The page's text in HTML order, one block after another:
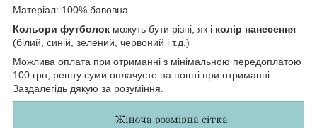
Матеріал: 100% бавовна
Кольори футболок можуть бути різні, як і колір нанесення
(білий, синій, зелений, червоний і т.д.)
Можлива оплата при отриманні з мінімальною передоплатою
100 грн, решту суми оплачуєте на пошті при отриманні.
Заздалегідь дякую за розуміння.